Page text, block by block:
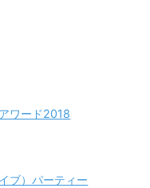
ワード2018
ブ）パーティー